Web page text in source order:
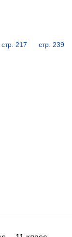
стр. 217 стр. 239